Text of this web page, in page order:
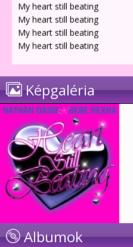
My heart still beating
My heart still beating
My heart still beating
My heart still beating
Képgaléria
Albumok